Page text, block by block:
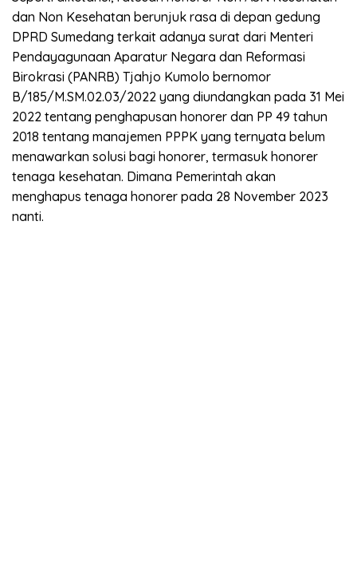
dan Non Kesehatan berunjuk rasa di depan gedung
DPRD Sumedang terkait adanya surat dari Menteri
Pendayagunaan Aparatur Negara dan Reformasi
Birokrasi (PANRB) Tjahjo Kumolo bernomor
B/185/M.SM.02.03/2022 yang diundangkan pada 31 Mei
2022 tentang penghapusan honorer dan PP 49 tahun
2018 tentang manajemen PPPK yang ternyata belum
menawarkan solusi bagi honorer, termasuk honorer
tenaga kesehatan. Dimana Pemerintah akan
menghapus tenaga honorer pada 28 November 2023
nanti.